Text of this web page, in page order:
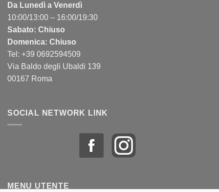
Da Lunedì a Venerdì
10:00/13:00 – 16:00/19:30
Sabato: Chiuso
Domenica: Chiuso
Tel: +39 0692594509
Via Baldo degli Ubaldi 139
00167 Roma
SOCIAL NETWORK LINK
MENU UTENTE